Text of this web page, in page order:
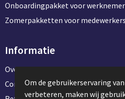
Onboardingpakket voor
Zomerpakketten voor medewerkers
Informatie
Over ons
Contact en klantenservice
Om de gebruikerservaring
verbeteren, maken wij